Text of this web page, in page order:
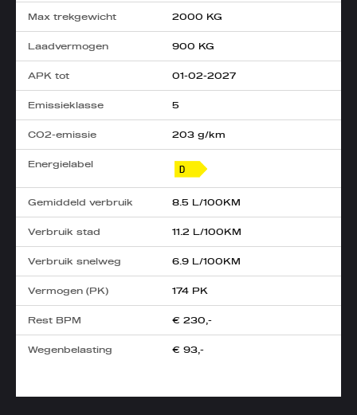
Max trekgewicht 2000 KG
Laadvermogen 900 KG
APK tot 01-02-2027
Emissieklasse 5
CO2-emissie 203 g/km
Energielabel
Gemiddeld verbruik 8.5 L/100KM
Verbruik stad 11.2 L/100KM
Verbruik snelweg 6.9 L/100KM
Vermogen (PK) 174 PK
Rest BPM € 230,-
Wegenbelasting € 93,-